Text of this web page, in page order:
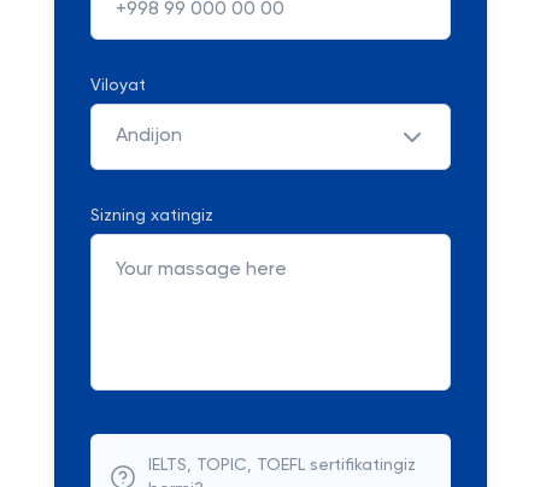
Viloyat
Andijon
Sizning xatingiz
IELTS, TOPIC, TOEFL sertifikatingiz